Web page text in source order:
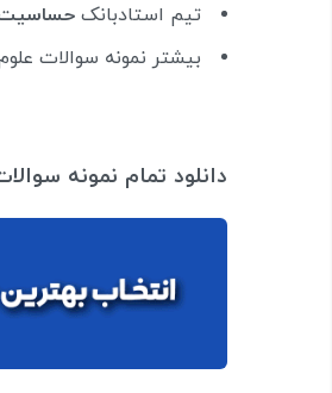
تیم استادبانک
بیشتر نمونه سوالات
دانلود تمام نمونه